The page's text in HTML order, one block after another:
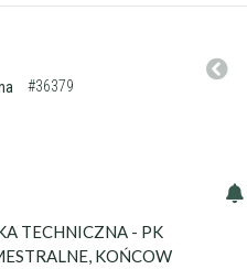
#36379
TECHNICZNA - PK
KOŃCOW